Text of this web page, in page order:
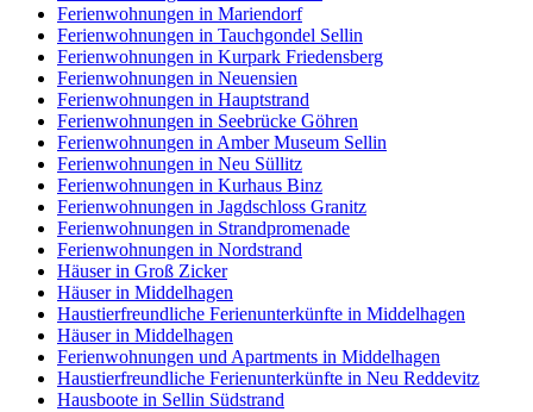
Ferienwohnungen in Mariendorf
Ferienwohnungen in Tauchgondel Sellin
Ferienwohnungen in Kurpark Friedensberg
Ferienwohnungen in Neuensien
Ferienwohnungen in Hauptstrand
Ferienwohnungen in Seebrücke Göhren
Ferienwohnungen in Amber Museum Sellin
Ferienwohnungen in Neu Süllitz
Ferienwohnungen in Kurhaus Binz
Ferienwohnungen in Jagdschloss Granitz
Ferienwohnungen in Strandpromenade
Ferienwohnungen in Nordstrand
Häuser in Groß Zicker
Häuser in Middelhagen
Haustierfreundliche Ferienunterkünfte in Middelhagen
Häuser in Middelhagen
Ferienwohnungen und Apartments in Middelhagen
Haustierfreundliche Ferienunterkünfte in Neu Reddevitz
Hausboote in Sellin Südstrand